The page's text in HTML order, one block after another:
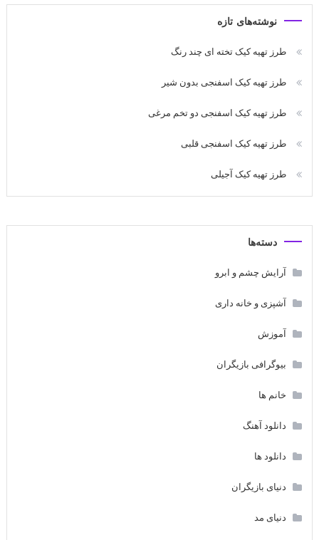
نوشته‌های تازه
طرز تهیه کیک تخته ای چند رنگ
طرز تهیه کیک اسفنجی بدون شیر
طرز تهیه کیک اسفنجی دو تخم مرغی
طرز تهیه کیک اسفنجی قلبی
طرز تهیه کیک آجیلی
دسته‌ها
آرایش چشم و ابرو
آشپزی و خانه داری
آموزش
بیوگرافی بازیگران
خانم ها
دانلود آهنگ
دانلود ها
دنیای بازیگران
دنیای مد